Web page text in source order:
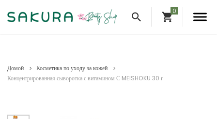
Домой
Косметика по уходу за кожей
Концентрированная сыворотка с витамином С MEISHOKU 30 г